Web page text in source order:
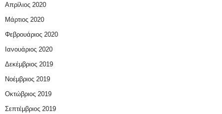
Απρίλιος 2020
Μάρτιος 2020
Φεβρουάριος 2020
Ιανουάριος 2020
Δεκέμβριος 2019
Νοέμβριος 2019
Οκτώβριος 2019
Σεπτέμβριος 2019